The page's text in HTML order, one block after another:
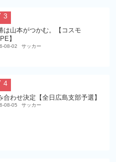
3
は山本がつかむ。【コスモ
】
08-02 サッカー
4
合わせ決定【全日広島支部予選】
08-05 サッカー